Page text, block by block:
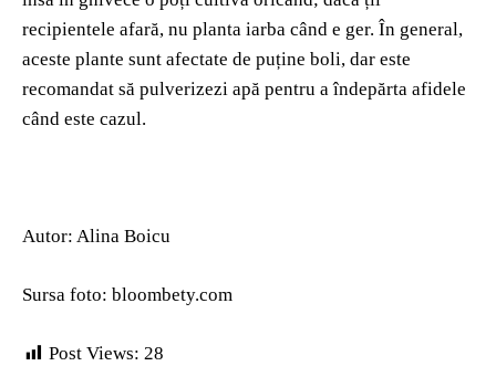
recipientele afară, nu planta iarba când e ger. În general,
aceste plante sunt afectate de puține boli, dar este
recomandat să pulverizezi apă pentru a îndepărta afidele
când este cazul.
Autor: Alina Boicu
Sursa foto: bloombety.com
Post Views: 28